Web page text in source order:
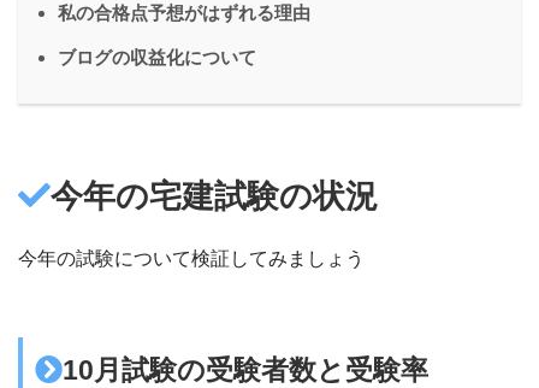
私の合格点予想がはずれる理由
ブログの収益化について
今年の宅建試験の状況
今年の試験について検証してみましょう
10月試験の受験者数と受験率